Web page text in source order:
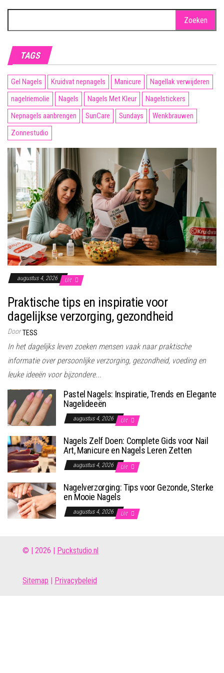
naar:
TAGS
Gel Nagels Kruidvat nepnagels Manicure
Nagellak verwijderen
nagelriemolie
Nagels Nagels Met Kleur
Nagelstickers
Nepnagels aanbrengen
SunCare Sundays
Wenkbrauwen
Zonnestudio
augustus 4, 2026 Uit
Praktische tips en inspiratie voor
dagelijkse verzorging, gezondheid
Door TESS
In het dagelijks leven zoeken mensen vaak naar praktische
informatie over persoonlijke verzorging, gezondheid, voeding en
leuke ideeën voor bijzondere...
Pastel Nagels: Inspiratie, Trends en Elegante
Nagelideeën
augustus 4, 2026 Uit
Nagels Zelf Doen: Complete Gids voor Nail
Art, Manicure en Nagels Leren Zetten
augustus 4, 2026 Uit
Nagelverzorging: Tips voor Gezonde, Sterke
en Mooie Nagels
augustus 4, 2026 Uit
© | 2026 | Puckstudio.nl
Sitemap Privacybeleid